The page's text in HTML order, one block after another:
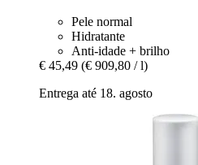
Pele normal
Hidratante
Anti-idade + brilho
€ 45,49 (€ 909,80 / l)
Entrega até 18. agosto